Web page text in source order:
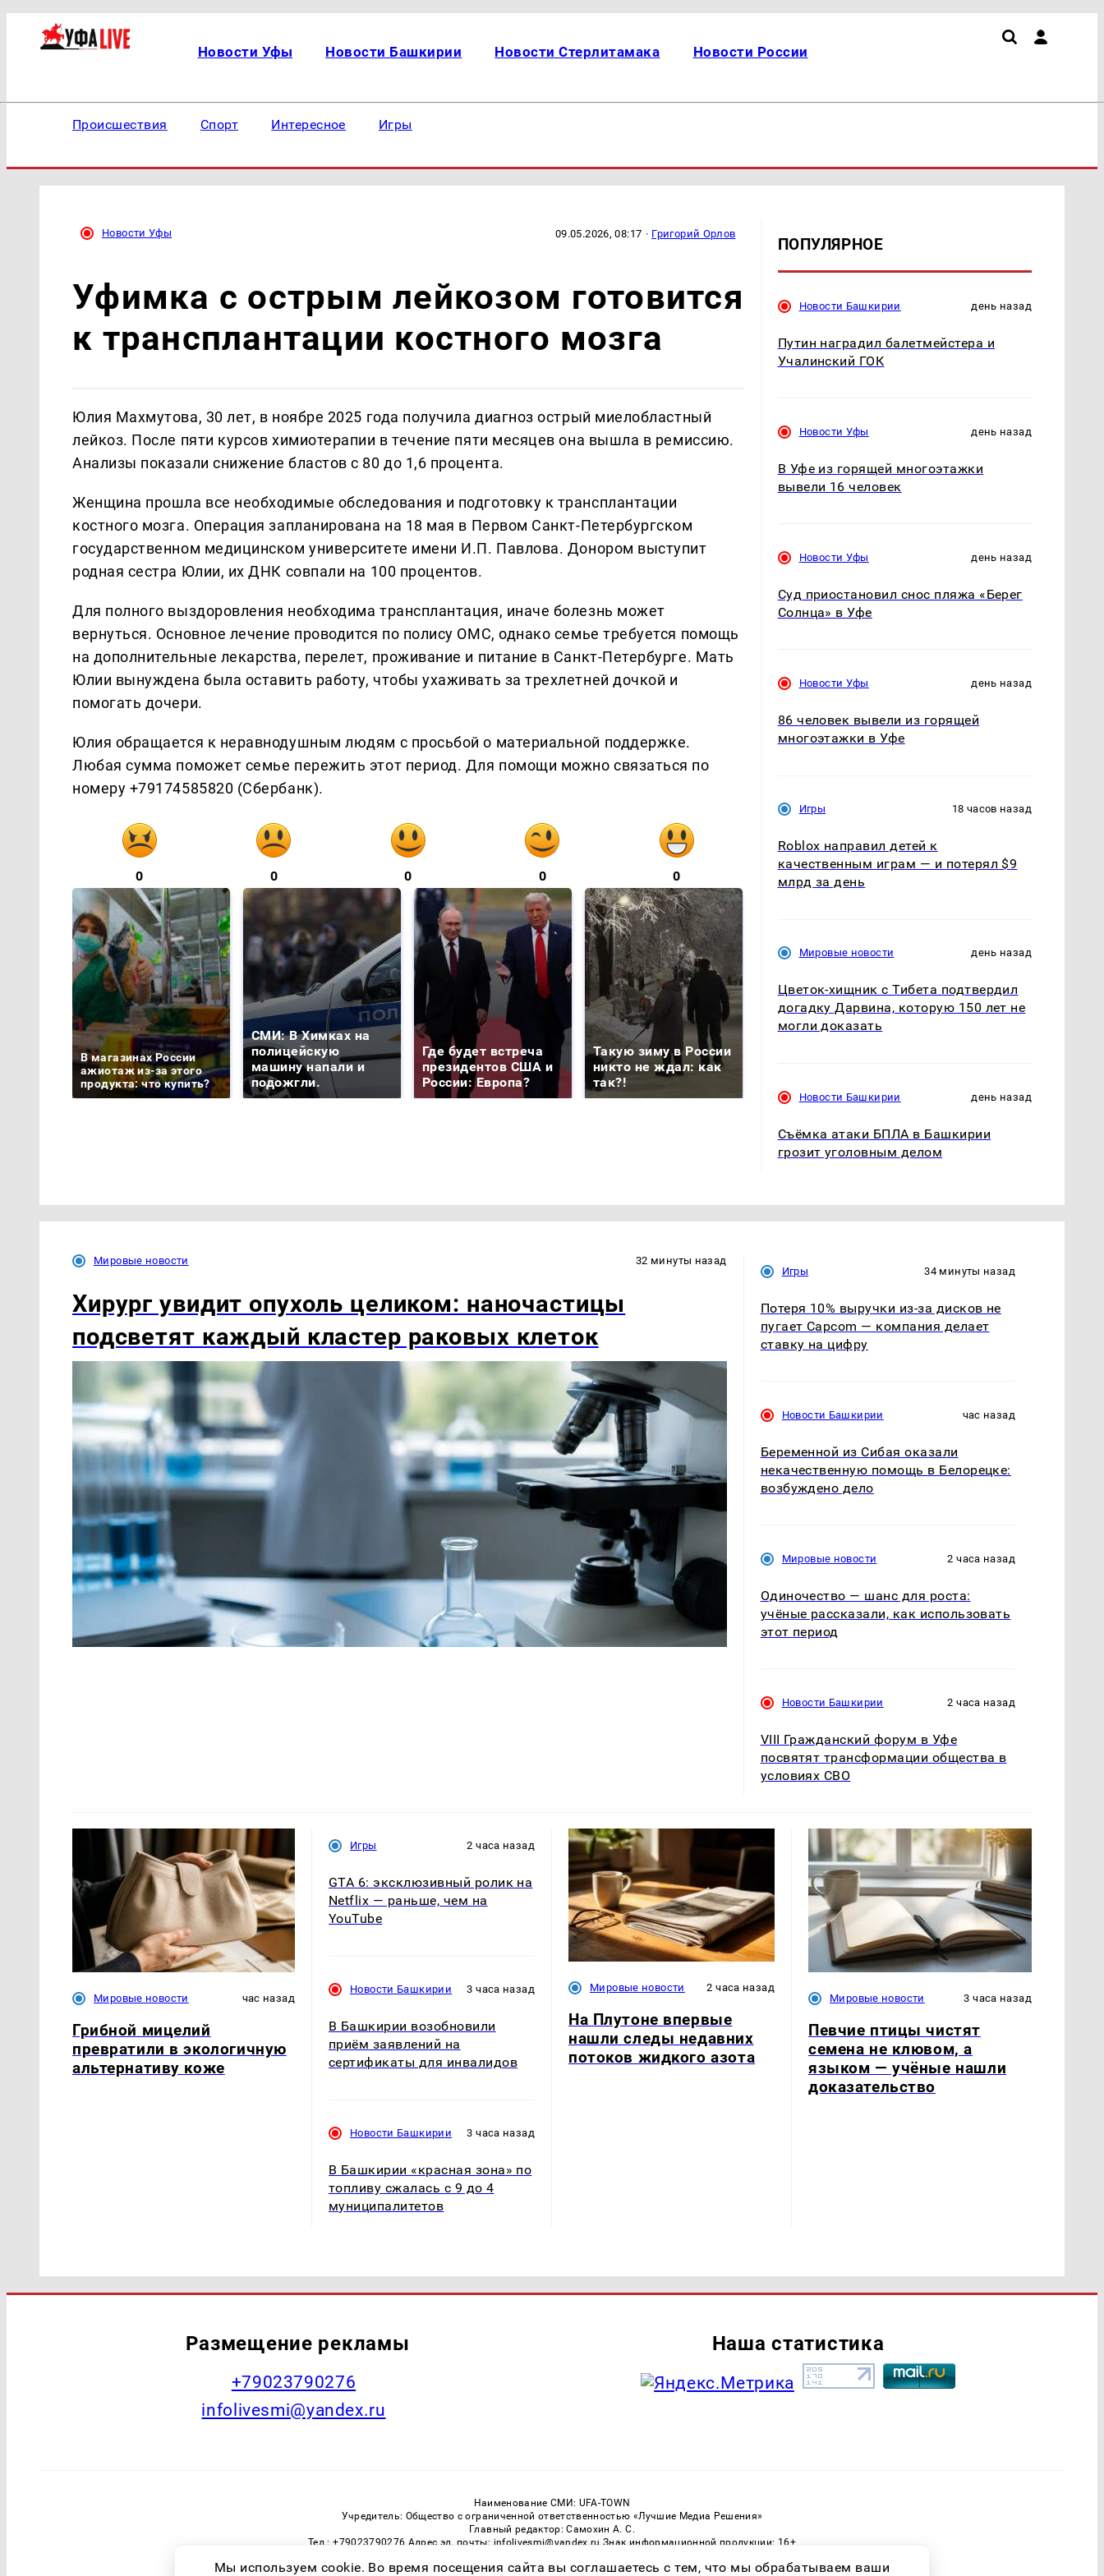
Новости Уфы Новости Башкирии Новости Стерлитамака Новости России
Происшествия Спорт Интересное Игры
Новости Уфы 09.05.2026, 08:17 · Григорий Орлов
Уфимка с острым лейкозом готовится
к трансплантации костного мозга
Юлия Махмутова, 30 лет, в ноябре 2025 года получила диагноз острый миелобластный
лейкоз. После пяти курсов химиотерапии в течение пяти месяцев она вышла в ремиссию.
Анализы показали снижение бластов с 80 до 1,6 процента.
Женщина прошла все необходимые обследования и подготовку к трансплантации
костного мозга. Операция запланирована на 18 мая в Первом Санкт-Петербургском
государственном медицинском университете имени И.П. Павлова. Донором выступит
родная сестра Юлии, их ДНК совпали на 100 процентов.
Для полного выздоровления необходима трансплантация, иначе болезнь может
вернуться. Основное лечение проводится по полису ОМС, однако семье требуется помощь
на дополнительные лекарства, перелет, проживание и питание в Санкт-Петербурге. Мать
Юлии вынуждена была оставить работу, чтобы ухаживать за трехлетней дочкой и
помогать дочери.
Юлия обращается к неравнодушным людям с просьбой о материальной поддержке.
Любая сумма поможет семье пережить этот период. Для помощи можно связаться по
номеру +79174585820 (Сбербанк).
0 0 0 0 0
В магазинах России
ажиотаж из-за этого
продукта: что купить?
СМИ: В Химках на
полицейскую
машину напали и
подожгли.
Где будет встреча
президентов США и
России: Европа?
Такую зиму в России
никто не ждал: как
так?!
ПОПУЛЯРНОЕ
Новости Башкирии день назад
Путин наградил балетмейстера и
Учалинский ГОК
Новости Уфы день назад
В Уфе из горящей многоэтажки
вывели 16 человек
Новости Уфы день назад
Суд приостановил снос пляжа «Берег
Солнца» в Уфе
Новости Уфы день назад
86 человек вывели из горящей
многоэтажки в Уфе
Игры 18 часов назад
Roblox направил детей к
качественным играм — и потерял $9
млрд за день
Мировые новости день назад
Цветок-хищник с Тибета подтвердил
догадку Дарвина, которую 150 лет не
могли доказать
Новости Башкирии день назад
Съёмка атаки БПЛА в Башкирии
грозит уголовным делом
Мировые новости 32 минуты назад
Хирург увидит опухоль целиком: наночастицы
подсветят каждый кластер раковых клеток
Игры 34 минуты назад
Потеря 10% выручки из-за дисков не
пугает Capcom — компания делает
ставку на цифру
Новости Башкирии час назад
Беременной из Сибая оказали
некачественную помощь в Белорецке:
возбуждено дело
Мировые новости 2 часа назад
Одиночество — шанс для роста:
учёные рассказали, как использовать
этот период
Новости Башкирии 2 часа назад
VIII Гражданский форум в Уфе
посвятят трансформации общества в
условиях СВО
Мировые новости час назад
Грибной мицелий
превратили в экологичную
альтернативу коже
Игры 2 часа назад
GTA 6: эксклюзивный ролик на
Netflix — раньше, чем на
YouTube
Новости Башкирии 3 часа назад
В Башкирии возобновили
приём заявлений на
сертификаты для инвалидов
Новости Башкирии 3 часа назад
В Башкирии «красная зона» по
топливу сжалась с 9 до 4
муниципалитетов
Мировые новости 2 часа назад
На Плутоне впервые
нашли следы недавних
потоков жидкого азота
Мировые новости 3 часа назад
Певчие птицы чистят
семена не клювом, а
языком — учёные нашли
доказательство
Размещение рекламы
+79023790276
infolivesmi@yandex.ru
Наша статистика
Наименование СМИ: UFA-TOWN
Учредитель: Общество с ограниченной ответственностью «Лучшие Медиа Решения»
Главный редактор: Самохин А. С.
Тел.: +79023790276 Адрес эл. почты: infolivesmi@yandex.ru Знак информационной продукции: 16+
Регистрационный номер СМИ ЭЛ № ФС 77 — 81149 от 02.06.2021
Мы используем cookie. Во время посещения сайта вы соглашаетесь с тем, что мы обрабатываем ваши